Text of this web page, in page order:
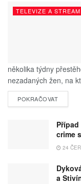
TELEVIZE A STREAM
několika týdny
nezadaných žen, na
POKRAČOVAT
crime
24
a